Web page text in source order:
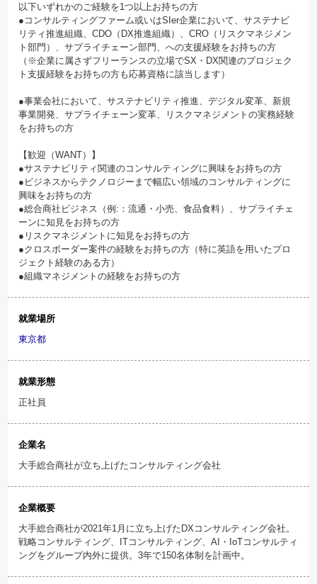
以下いずれかのご経験を1つ以上お持ちの方
●コンサルティングファーム或いはSIer企業において、サステナビ
リティ推進組織、CDO（DX推進組織）、CRO（リスクマネジメン
ト部門）、サプライチェーン部門、への支援経験をお持ちの方
（※企業に属さずフリーランスの立場でSX・DX関連のプロジェク
ト支援経験をお持ちの方も応募資格に該当します）
●事業会社において、サステナビリティ推進、デジタル変革、新規
事業開発、サプライチェーン変革、リスクマネジメントの実務経験
をお持ちの方
【歓迎（WANT）】
●サステナビリティ関連のコンサルティングに興味をお持ちの方
●ビジネスからテクノロジーまで幅広い領域のコンサルティングに
興味をお持ちの方
●総合商社ビジネス（例:：流通・小売、食品食料）、サプライチェ
ーンに知見をお持ちの方
●リスクマネジメントに知見をお持ちの方
●クロスボーダー案件の経験をお持ちの方（特に英語を用いたプロ
ジェクト経験のある方）
●組織マネジメントの経験をお持ちの方
就業場所
東京都
就業形態
正社員
企業名
大手総合商社が立ち上げたコンサルティング会社
企業概要
大手総合商社が2021年1月に立ち上げたDXコンサルティング会社。
戦略コンサルティング、ITコンサルティング、AI・IoTコンサルティ
ングをグループ内外に提供。3年で150名体制を計画中。